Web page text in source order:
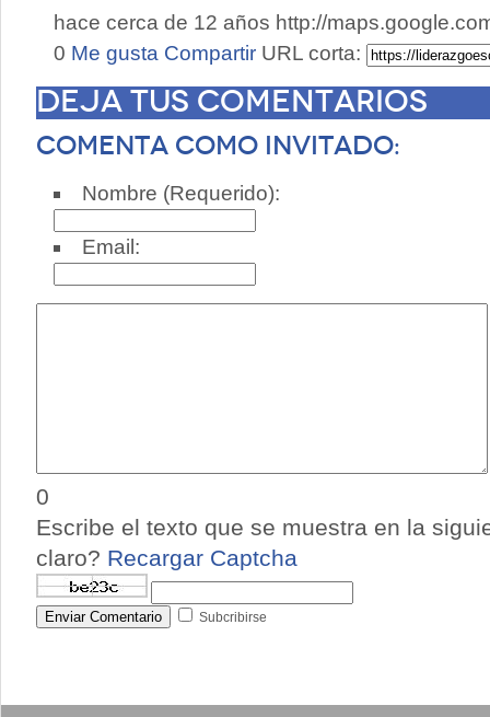
hace cerca de 12 años http://
0 Me gusta Compartir URL corta:
Deja tus comentarios
Comenta como invitado:
Nombre (Requerido):
Email:
0
Escribe el texto que se muestra en la
claro? Recargar Captcha
Enviar Comentario Subcribirse